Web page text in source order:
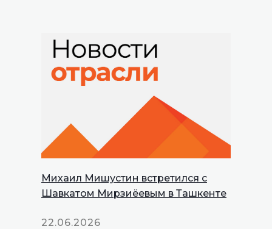
Михаил Мишустин встретился с
Шавкатом Мирзиёевым в Ташкенте
22.06.2026